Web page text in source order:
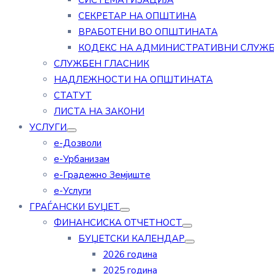
СЕКРЕТАР НА ОПШТИНА
ВРАБОТЕНИ ВО ОПШТИНАТА
КОДЕКС НА АДМИНИСТРАТИВНИ
СЛУЖБЕН ГЛАСНИК
НАДЛЕЖНОСТИ НА ОПШТИНАТА
СТАТУТ
ЛИСТА НА ЗАКОНИ
УСЛУГИ
е-Дозволи
е-Урбанизам
е-Градежно Земјиште
е-Услуги
ГРАЃАНСКИ БУЏЕТ
ФИНАНСИСКА ОТЧЕТНОСТ
БУЏЕТСКИ КАЛЕНДАР
2026 година
2025 година